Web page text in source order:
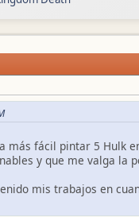
más fácil pintar 5 Hulk
y que me valga la
mis trabajos en